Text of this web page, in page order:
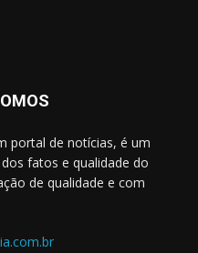
portal de notícias, é um
fatos e qualidade do
de qualidade e com